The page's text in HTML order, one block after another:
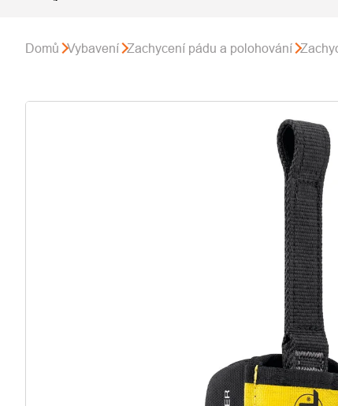
Domů Vybavení Zachycení pádu a polohování